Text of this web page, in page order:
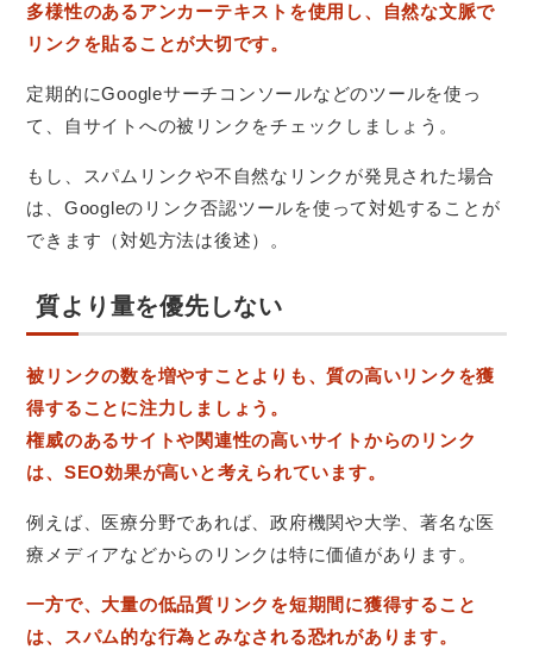
多様性のあるアンカーテキストを使用し、自然な文脈で
リンクを貼ることが大切です。
定期的にGoogleサーチコンソールなどのツールを使っ
て、自サイトへの被リンクをチェックしましょう。
もし、スパムリンクや不自然なリンクが発見された場合
は、Googleのリンク否認ツールを使って対処することが
できます（対処方法は後述）。
質より量を優先しない
被リンクの数を増やすことよりも、質の高いリンクを獲
得することに注力しましょう。
権威のあるサイトや関連性の高いサイトからのリンク
は、SEO効果が高いと考えられています。
例えば、医療分野であれば、政府機関や大学、著名な医
療メディアなどからのリンクは特に価値があります。
一方で、大量の低品質リンクを短期間に獲得すること
は、スパム的な行為とみなされる恐れがあります。